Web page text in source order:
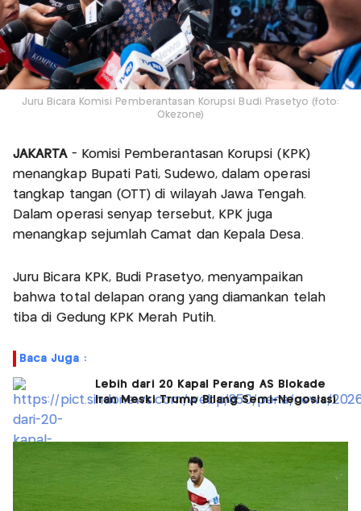
Juru Bicara Komisi Pemberantasan Korupsi Budi Prasetyo (foto:
Okezone)
JAKARTA - Komisi Pemberantasan Korupsi (KPK)
menangkap Bupati Pati, Sudewo, dalam operasi
tangkap tangan (OTT) di wilayah Jawa Tengah.
Dalam operasi senyap tersebut, KPK juga
menangkap sejumlah Camat dan Kepala Desa.
Juru Bicara KPK, Budi Prasetyo, menyampaikan
bahwa total delapan orang yang diamankan telah
tiba di Gedung KPK Merah Putih.
Baca Juga :
Lebih dari 20 Kapal Perang AS Blokade
Iran Meski Trump Bilang Semi-Negosiasi